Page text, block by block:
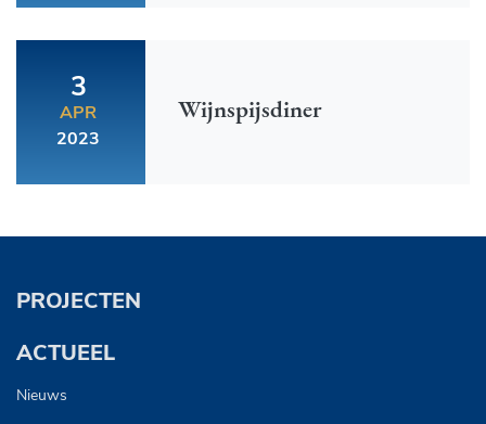
3
APR
2023
Wijnspijsdiner
PROJECTEN
ACTUEEL
Nieuws